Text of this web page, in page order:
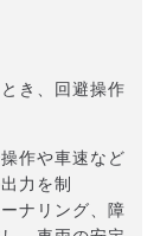
き、回避操作
作や車速など
力を制
ング、障